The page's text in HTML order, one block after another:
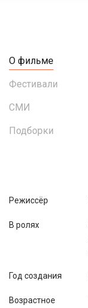
О фильме
Фестивали
СМИ
Подборки
Режиссёр
В ролях
Год создания
Возрастное